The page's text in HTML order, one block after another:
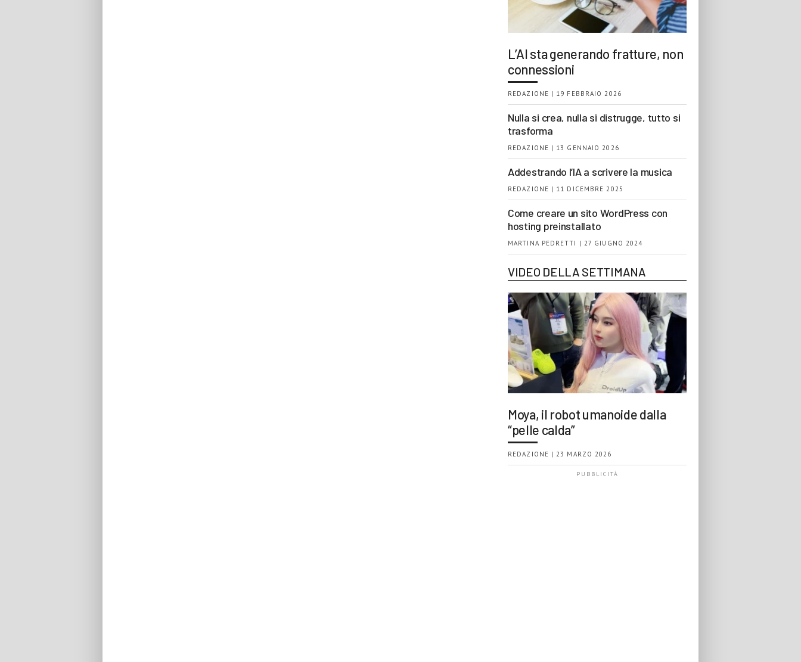
L’AI sta generando fratture, non
connessioni
REDAZIONE | 19 FEBBRAIO 2026
Nulla si crea, nulla si distrugge, tutto si
trasforma
REDAZIONE | 13 GENNAIO 2026
Addestrando l’IA a scrivere la musica
REDAZIONE | 11 DICEMBRE 2025
Come creare un sito WordPress con
hosting preinstallato
MARTINA PEDRETTI | 27 GIUGNO 2024
VIDEO DELLA SETTIMANA
Moya, il robot umanoide dalla
“pelle calda”
REDAZIONE | 23 MARZO 2026